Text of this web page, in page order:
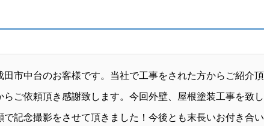
田市中台のお客様です。当社で工事をされた方からご紹介
らご依頼頂き感謝致します。今回外壁、屋根塗装工事を致
で記念撮影をさせて頂きました！今後とも末長いお付き合